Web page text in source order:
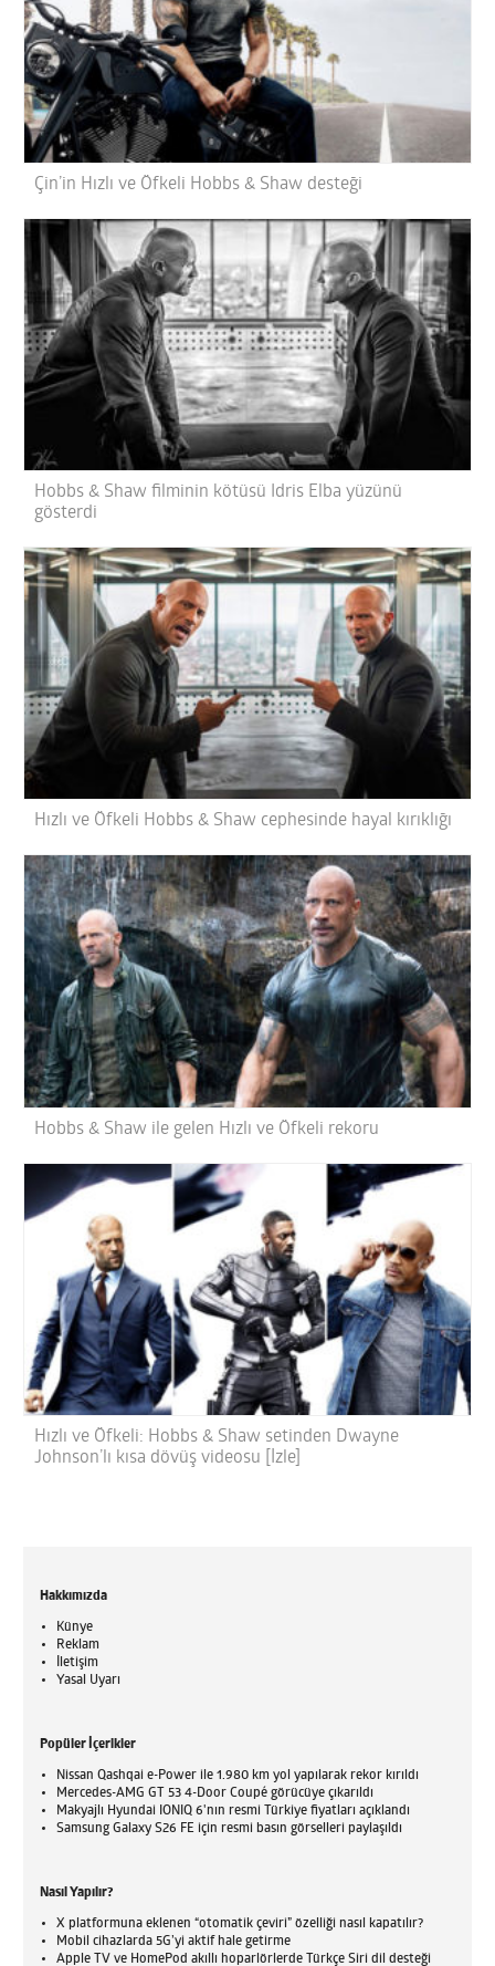
Çin’in Hızlı ve Öfkeli Hobbs & Shaw desteği
Hobbs & Shaw filminin kötüsü Idris Elba yüzünü
gösterdi
Hızlı ve Öfkeli Hobbs & Shaw cephesinde hayal kırıklığı
Hobbs & Shaw ile gelen Hızlı ve Öfkeli rekoru
Hızlı ve Öfkeli: Hobbs & Shaw setinden Dwayne
Johnson’lı kısa dövüş videosu [İzle]
Hakkımızda
Künye
Reklam
İletişim
Yasal Uyarı
Popüler İçerikler
Nissan Qashqai e-Power ile 1.980 km yol yapılarak rekor kırıldı
Mercedes-AMG GT 53 4-Door Coupé görücüye çıkarıldı
Makyajlı Hyundai IONIQ 6'nın resmi Türkiye fiyatları açıklandı
Samsung Galaxy S26 FE için resmi basın görselleri paylaşıldı
Nasıl Yapılır?
X platformuna eklenen “otomatik çeviri” özelliği nasıl kapatılır?
Mobil cihazlarda 5G’yi aktif hale getirme
Apple TV ve HomePod akıllı hoparlörlerde Türkçe Siri dil desteği